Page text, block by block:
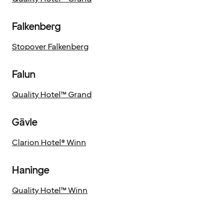
Falkenberg
Stopover Falkenberg
Falun
Quality Hotel™ Grand
Gävle
Clarion Hotel® Winn
Haninge
Quality Hotel™ Winn